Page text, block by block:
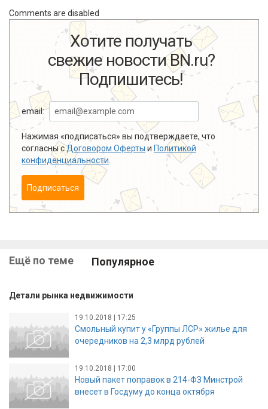
Comments are disabled
Хотите получать
свежие новости BN.ru?
Подпишитесь!
email:
Нажимая «подписаться» вы подтверждаете, что
согласны сДоговором Оферты и Политикой
конфиденциальности
Подписаться
Ещё по теме Популярное
Детали рынка недвижимости
19.10.2018 | 17:25
Смольный купит у «Группы ЛСР» жилье для
очередников на 2,3 млрд рублей
19.10.2018 | 17:00
Новый пакет поправок в 214-ФЗ Минстрой
внесет в Госдуму до конца октября